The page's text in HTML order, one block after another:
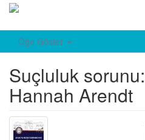
Öğe Göster
Suçluluk
Hannah Arendt